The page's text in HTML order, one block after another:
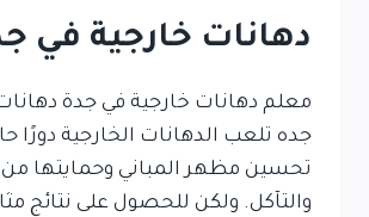
دهانات خارجية في
معلم دهانات خارجية في جدة
جده تلعب الدهانات الخارجية دورًا
تحسين مظهر المباني وحمايتها من
والتآكل. ولكن للحصول على نتائج